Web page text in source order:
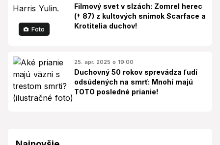
Foto
Filmový svet v slzách: Zomrel herec
(† 87) z kultových snímok Scarface a
Krotitelia duchov!
25. apr. 2025 o 19:00
Duchovný 50 rokov sprevádza ľudí
odsúdených na smrť: Mnohí majú
TOTO posledné prianie!